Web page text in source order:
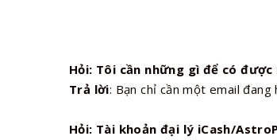
Hỏi: Tôi cần những gì để có
Trả lời: Bạn chỉ cần một email đang
Hỏi: Tài khoản đại lý iCash/